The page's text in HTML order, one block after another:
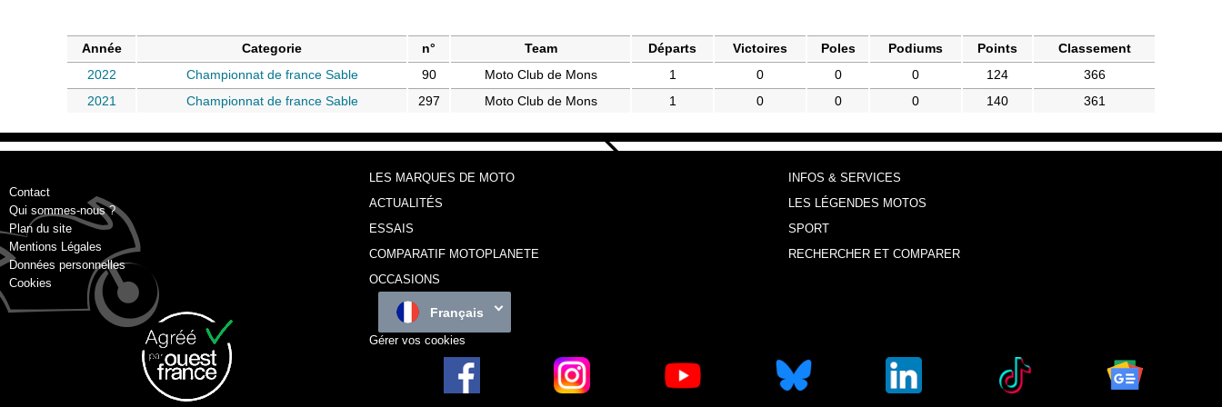
Année Categorie n° Team Départs Victoires Poles Podiums Points
Classement
2022
Championnat de france Sable 90 Moto Club de Mons 1 0 0 0 124
366
2021
Championnat de france Sable 297 Moto Club de Mons 1 0 0 0 140 361
Contact
Qui sommes-nous ?
Plan du site
Mentions Légales
Données personnelles
Cookies
LES MARQUES DE MOTO
INFOS & SERVICES
ACTUALITÉS
LES LÉGENDES MOTOS
ESSAIS
SPORT
COMPARATIF MOTOPLANETE
RECHERCHER ET COMPARER
OCCASIONS
Français
Gérer vos cookies